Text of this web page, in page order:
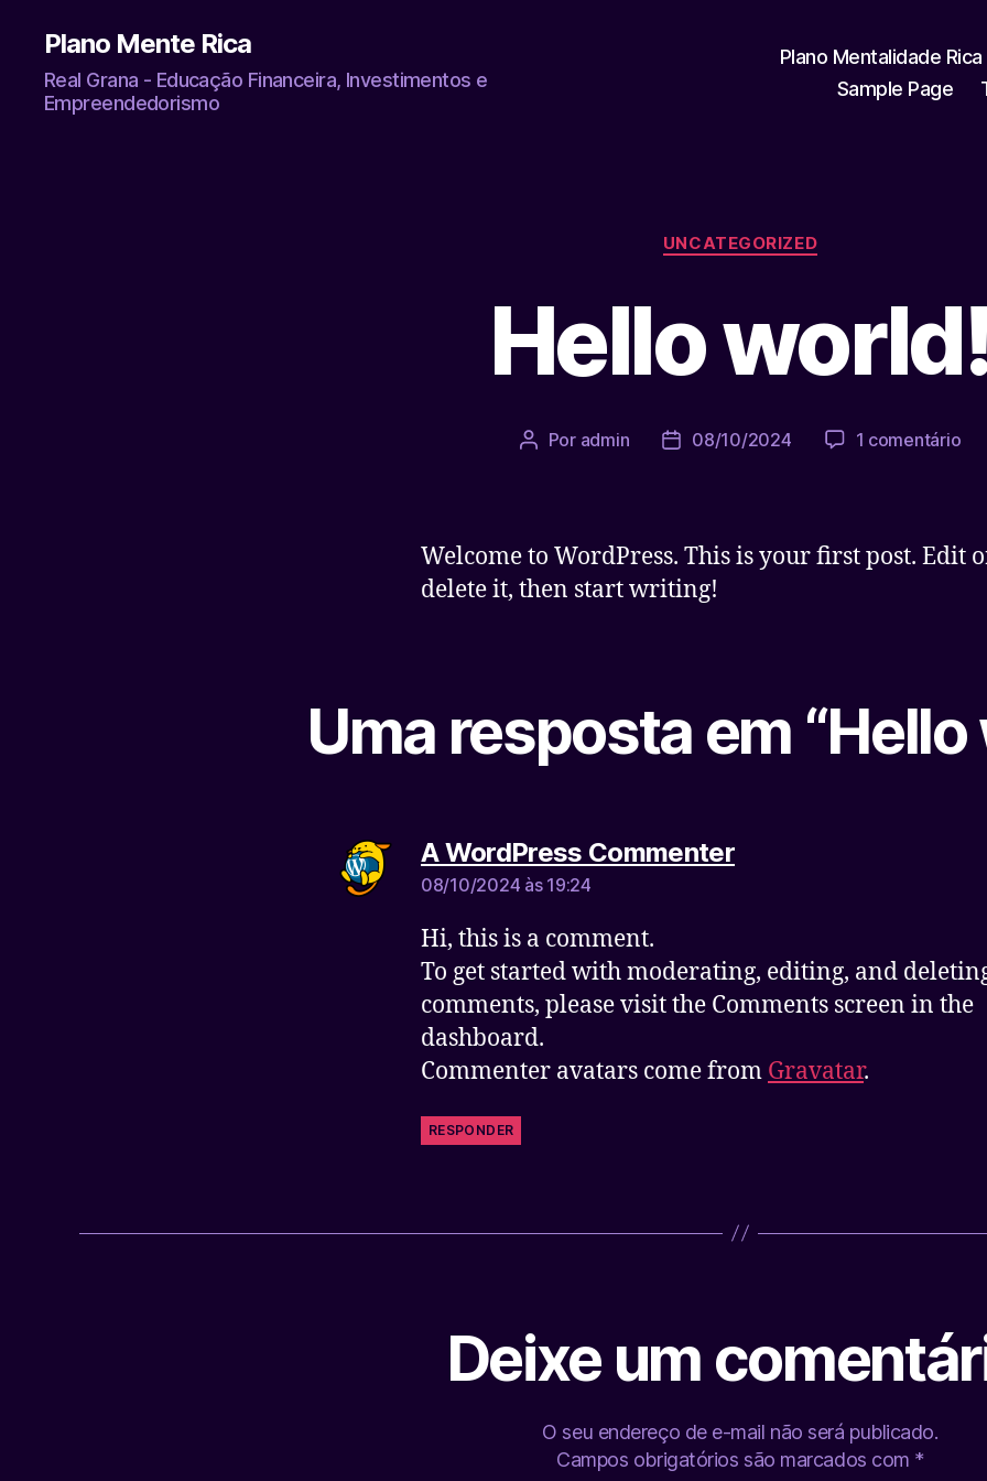
Plano Mente Rica
Real Grana - Educação Financeira, Investimentos e
Empreendedorismo
Plano Mentalidade Rica
Sample Page
Categorias
UNCATEGORIZED
Hello
Autor
Por admin
Data08/10/2024 1 comentárioem
Welcome to WordPress. This is your first post. Edit
delete it, then start writing!
Uma resposta em “Hello
A WordPress Commenterdiz:
08/10/2024 às 19:24
Hi, this is a comment.
To get started with moderating, editing, and
comments, please visit the Comments screen in the
dashboard.
Commenter avatars come from Gravatar.
RESPONDER
Deixe um
O seu endereço de e-mail não será publicado.
Campos obrigatórios são marcados com *